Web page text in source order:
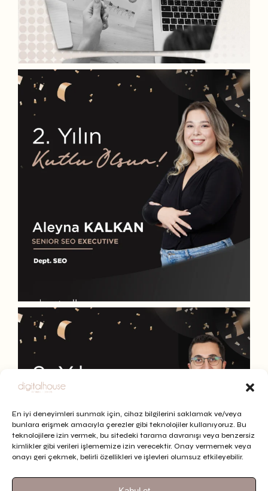
En iyi deneyimleri sunmak için, cihaz bilgilerini saklamak ve/veya
bunlara erişmek amacıyla çerezler gibi teknolojiler kullanıyoruz. Bu
teknolojilere izin vermek, bu sitedeki tarama davranışı veya benzersiz
kimlikler gibi verileri işlememize izin verecektir. Onay vermemek veya
onayı geri çekmek, belirli özellikleri ve işlevleri olumsuz etkileyebilir.